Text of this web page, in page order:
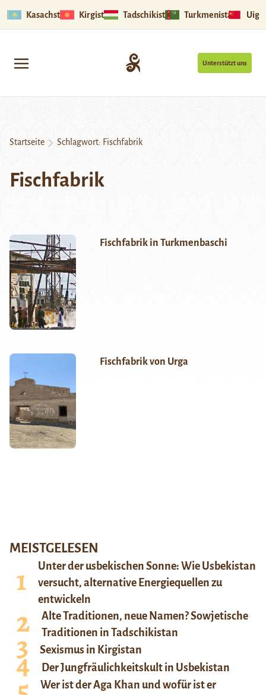
Kasachstan Kirgistan Tadschikistan Turkmenistan
Unterstützt uns
Startseite Schlagwort: Fischfabrik
Fischfabrik
Fischfabrik in Turkmenbaschi
Fischfabrik von Urga
MEISTGELESEN
Unter der usbekischen Sonne: Wie Usbekistan
versucht, alternative Energiequellen zu
entwickeln
Alte Traditionen, neue Namen? Sowjetische
Traditionen in Tadschikistan
Sexismus in Kirgistan
Der Jungfräulichkeitskult in Usbekistan
Wer ist der Aga Khan und wofür ist er